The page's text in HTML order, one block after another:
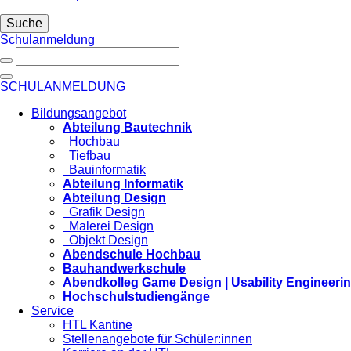
Suche
Schulanmeldung
SCHULANMELDUNG
Bildungsangebot
Abteilung Bautechnik
Hochbau
Tiefbau
Bauinformatik
Abteilung Informatik
Abteilung Design
Grafik Design
Malerei Design
Objekt Design
Abendschule Hochbau
Bauhandwerkschule
Abendkolleg Game Design | Usability
Hochschulstudiengänge
Service
HTL Kantine
Stellenangebote für Schüler:innen